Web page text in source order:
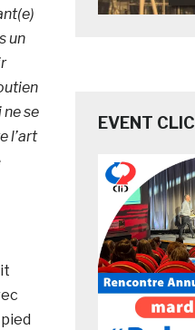
un
se
l’art
EVENT CLIC